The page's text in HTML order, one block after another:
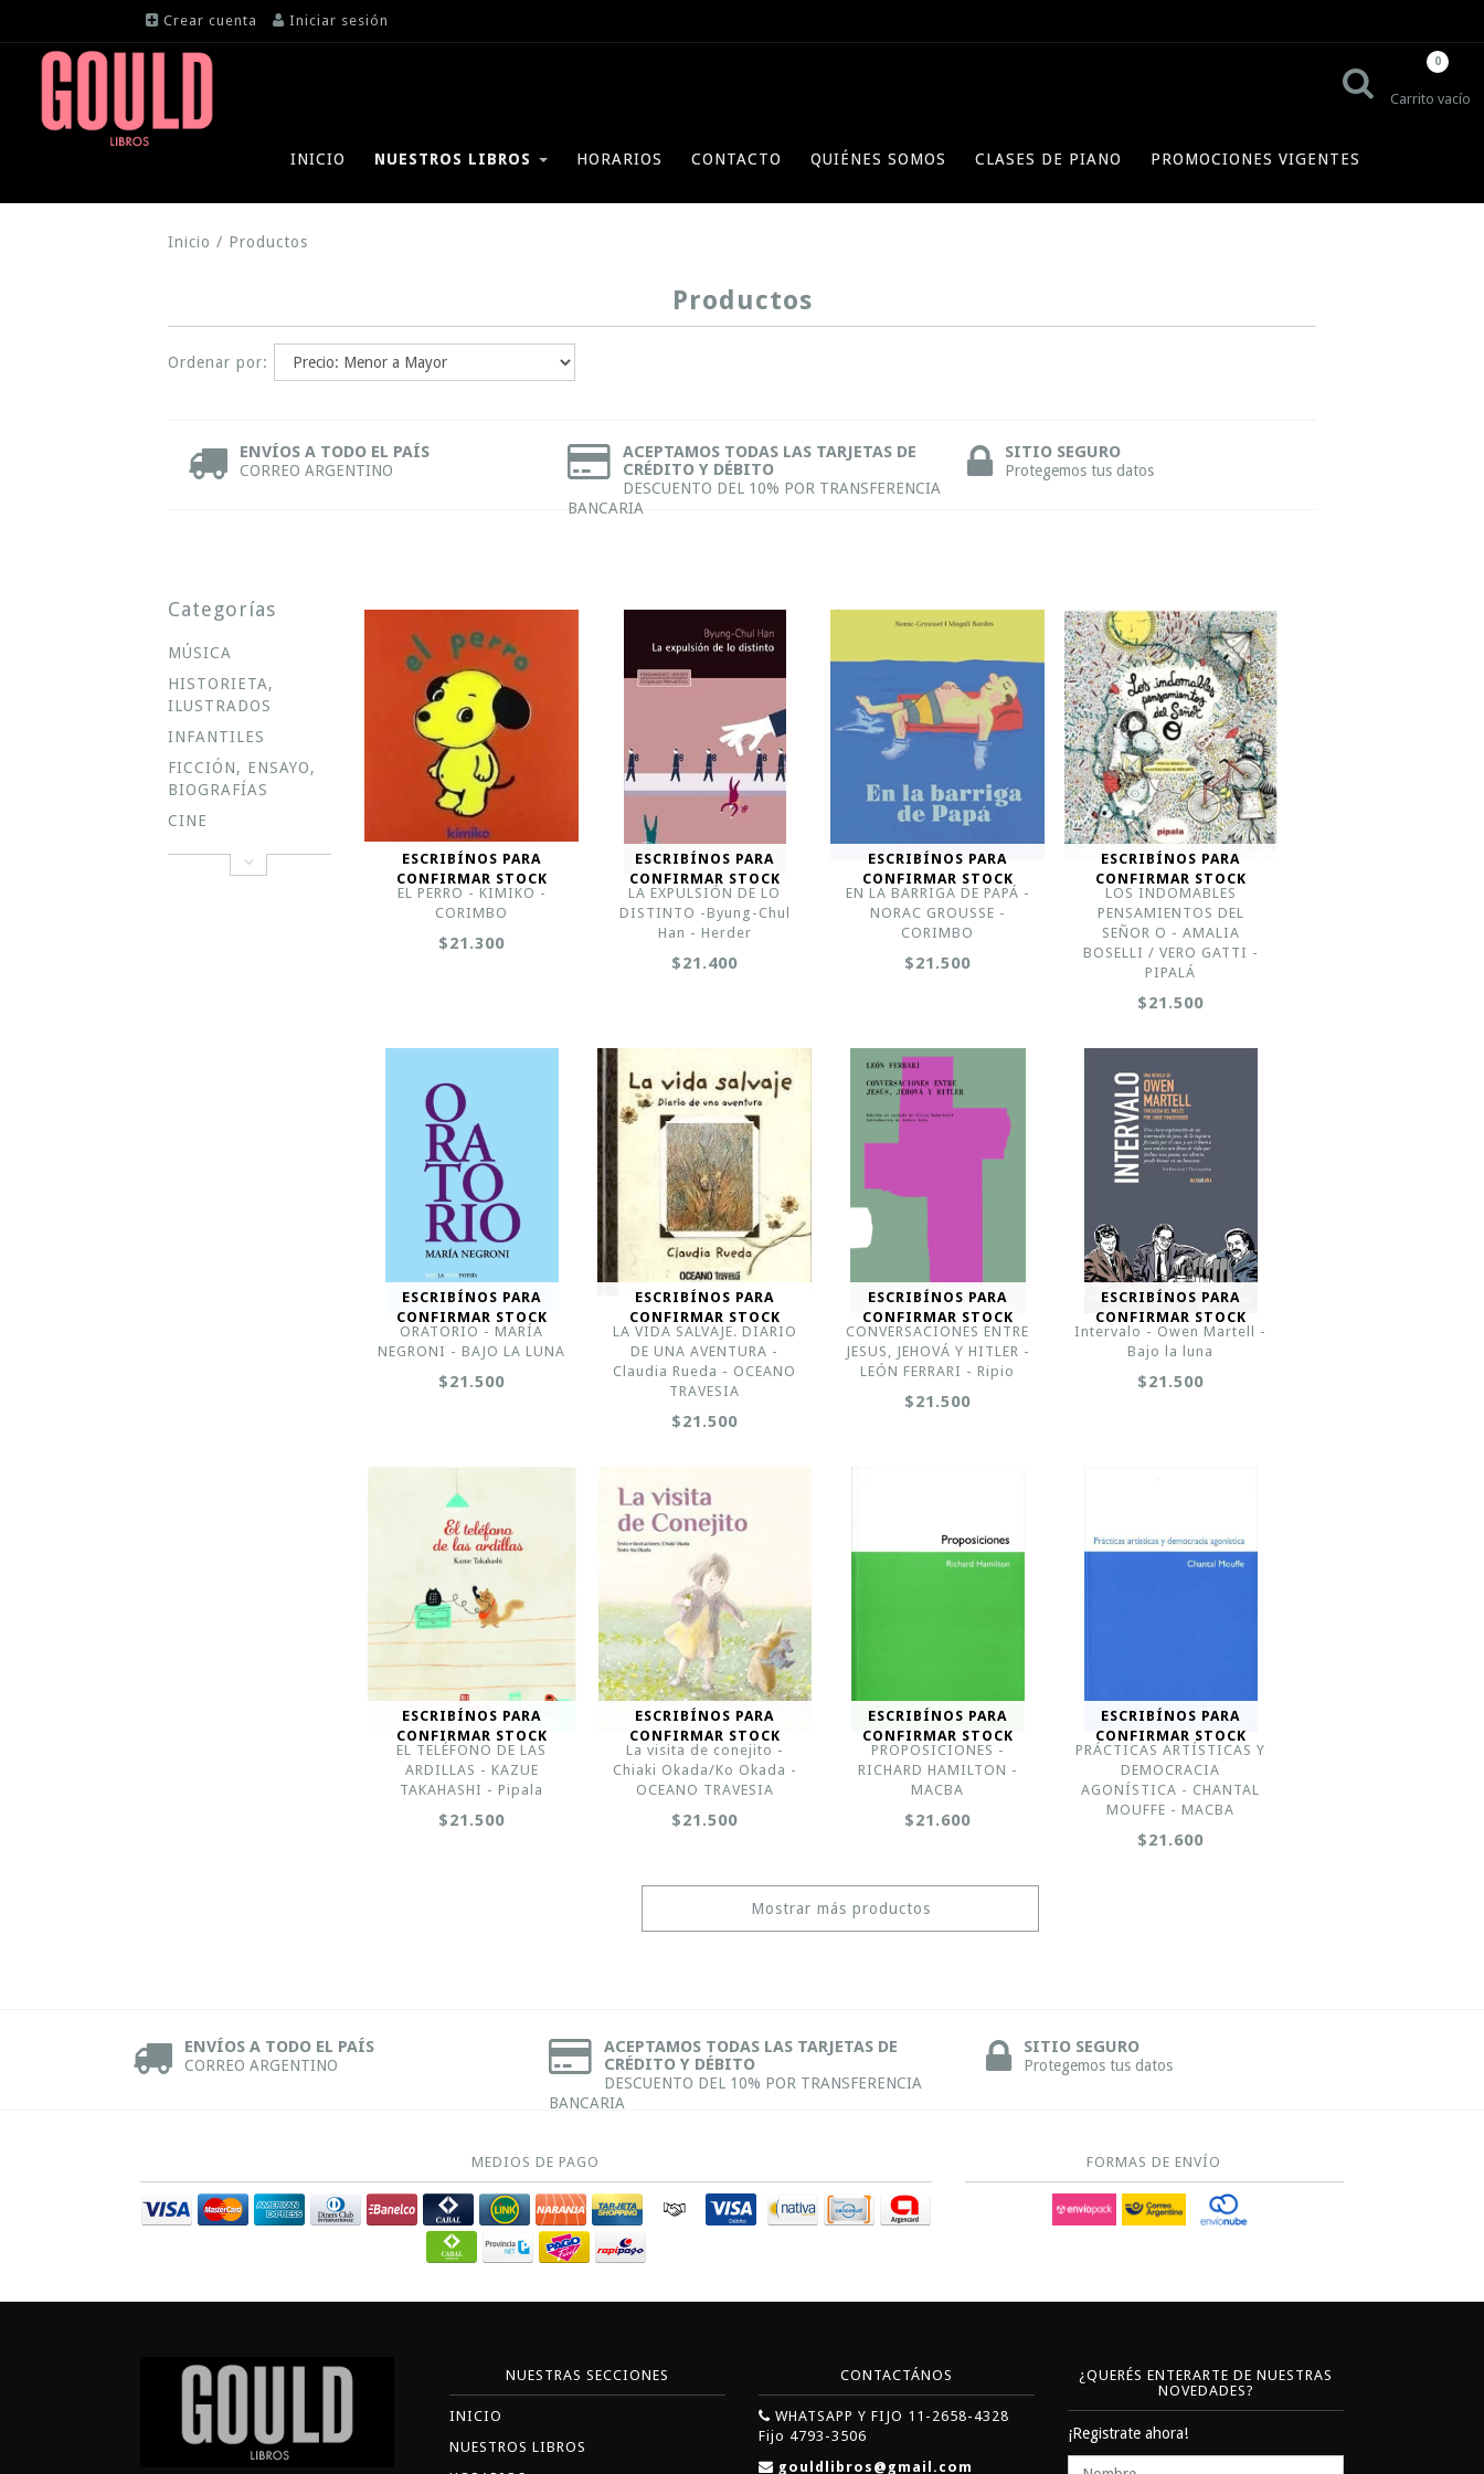
Crear cuenta Iniciar sesión
Carrito vacío
0
INICIO NUESTROS LIBROS HORARIOS CONTACTO QUIÉNES SOMOS CLASES DE PIANO PROMOCIONES VIGENTES
Inicio / Productos
Productos
Ordenar por:
ENVÍOS A TODO EL PAÍS
CORREO ARGENTINO
ACEPTAMOS TODAS LAS TARJETAS DE
CRÉDITO Y DÉBITO
DESCUENTO DEL 10% POR TRANSFERENCIA
BANCARIA
SITIO SEGURO
Protegemos tus datos
Categorías
MÚSICA
HISTORIETA,
ILUSTRADOS
INFANTILES
FICCIÓN, ENSAYO,
BIOGRAFÍAS
CINE
ESCRIBÍNOS PARA
CONFIRMAR STOCK
EL PERRO - KIMIKO -
CORIMBO
$21.300
ESCRIBÍNOS PARA
CONFIRMAR STOCK
LA EXPULSIÓN DE LO
DISTINTO -Byung-Chul
Han - Herder
$21.400
ESCRIBÍNOS PARA
CONFIRMAR STOCK
EN LA BARRIGA DE PAPÁ -
NORAC GROUSSE -
CORIMBO
$21.500
ESCRIBÍNOS PARA
CONFIRMAR STOCK
LOS INDOMABLES
PENSAMIENTOS DEL
SEÑOR O - AMALIA
BOSELLI / VERO GATTI -
PIPALÁ
$21.500
ESCRIBÍNOS PARA
CONFIRMAR STOCK
ORATORIO - MARÍA
NEGRONI - BAJO LA LUNA
$21.500
ESCRIBÍNOS PARA
CONFIRMAR STOCK
LA VIDA SALVAJE. DIARIO
DE UNA AVENTURA -
Claudia Rueda - OCEANO
TRAVESIA
$21.500
ESCRIBÍNOS PARA
CONFIRMAR STOCK
CONVERSACIONES ENTRE
JESUS, JEHOVÁ Y HITLER -
LEÓN FERRARI - Ripio
$21.500
ESCRIBÍNOS PARA
CONFIRMAR STOCK
Intervalo - Owen Martell -
Bajo la luna
$21.500
ESCRIBÍNOS PARA
CONFIRMAR STOCK
EL TELÉFONO DE LAS
ARDILLAS - KAZUE
TAKAHASHI - Pipala
$21.500
ESCRIBÍNOS PARA
CONFIRMAR STOCK
La visita de conejito -
Chiaki Okada/Ko Okada -
OCEANO TRAVESIA
$21.500
ESCRIBÍNOS PARA
CONFIRMAR STOCK
PROPOSICIONES -
RICHARD HAMILTON -
MACBA
$21.600
ESCRIBÍNOS PARA
CONFIRMAR STOCK
PRÁCTICAS ARTÍSTICAS Y
DEMOCRACIA
AGONÍSTICA - CHANTAL
MOUFFE - MACBA
$21.600
Mostrar más productos
ENVÍOS A TODO EL PAÍS
CORREO ARGENTINO
ACEPTAMOS TODAS LAS TARJETAS DE
CRÉDITO Y DÉBITO
DESCUENTO DEL 10% POR TRANSFERENCIA
BANCARIA
SITIO SEGURO
Protegemos tus datos
MEDIOS DE PAGO FORMAS DE ENVÍO
NUESTRAS SECCIONES
INICIO
NUESTROS LIBROS
CONTACTÁNOS
WHATSAPP Y FIJO 11-2658-4328
Fijo 4793-3506
gouldlibros@gmail.com
¿QUERÉS ENTERARTE DE NUESTRAS
NOVEDADES?
¡Registrate ahora!